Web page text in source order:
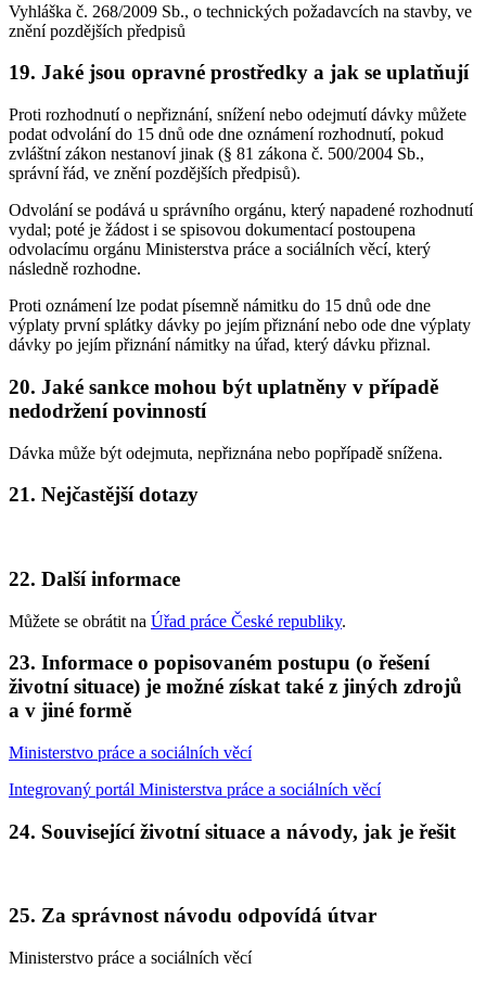
Vyhláška č. 268/2009 Sb., o technických požadavcích na stavby, ve
znění pozdějších předpisů
19. Jaké jsou opravné prostředky a jak se uplatňují
Proti rozhodnutí o nepřiznání, snížení nebo odejmutí dávky můžete
podat odvolání do 15 dnů ode dne oznámení rozhodnutí, pokud
zvláštní zákon nestanoví jinak (§ 81 zákona č. 500/2004 Sb.,
správní řád, ve znění pozdějších předpisů).
Odvolání se podává u správního orgánu, který napadené rozhodnutí
vydal; poté je žádost i se spisovou dokumentací postoupena
odvolacímu orgánu Ministerstva práce a sociálních věcí, který
následně rozhodne.
Proti oznámení lze podat písemně námitku do 15 dnů ode dne
výplaty první splátky dávky po jejím přiznání nebo ode dne výplaty
dávky po jejím přiznání námitky na úřad, který dávku přiznal.
20. Jaké sankce mohou být uplatněny v případě
nedodržení povinností
Dávka může být odejmuta, nepřiznána nebo popřípadě snížena.
21. Nejčastější dotazy
22. Další informace
Můžete se obrátit na Úřad práce České republiky.
23. Informace o popisovaném postupu (o řešení
životní situace) je možné získat také z jiných zdrojů
a v jiné formě
Ministerstvo práce a sociálních věcí
Integrovaný portál Ministerstva práce a sociálních věcí
24. Související životní situace a návody, jak je řešit
25. Za správnost návodu odpovídá útvar
Ministerstvo práce a sociálních věcí